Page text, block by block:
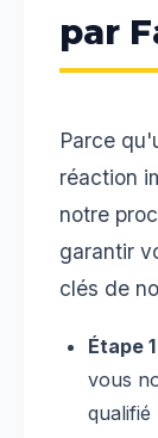
par
Parce
réaction
notre
garantir
clés de
Étape
vous
qualifié